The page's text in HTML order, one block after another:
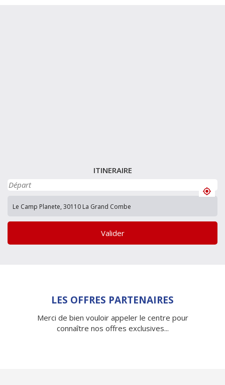
ITINERAIRE
Valider
LES OFFRES PARTENAIRES
Merci de bien vouloir appeler le centre pour
connaître nos offres exclusives...